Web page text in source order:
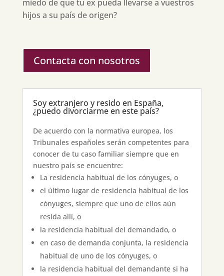
miedo de que tu ex pueda llevarse a vuestros
hijos a su país de origen?
Contacta con nosotros
Soy extranjero y resido en España,
¿puedo divorciarme en este país?
De acuerdo con la normativa europea, los
Tribunales españoles serán competentes para
conocer de tu caso familiar siempre que en
nuestro país se encuentre:
La residencia habitual de los cónyuges, o
el último lugar de residencia habitual de los
cónyuges, siempre que uno de ellos aún
resida allí, o
la residencia habitual del demandado, o
en caso de demanda conjunta, la residencia
habitual de uno de los cónyuges, o
la residencia habitual del demandante si ha